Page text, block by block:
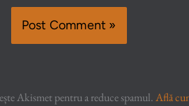
Akismet pentru a reduce spamul.Află